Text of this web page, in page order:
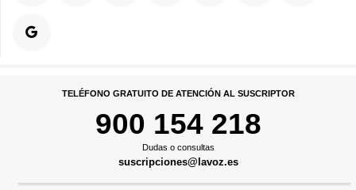
TELÉFONO GRATUITO DE ATENCIÓN AL SUSCRIPTOR
900 154 218
Dudas o consultas
suscripciones@lavoz.es